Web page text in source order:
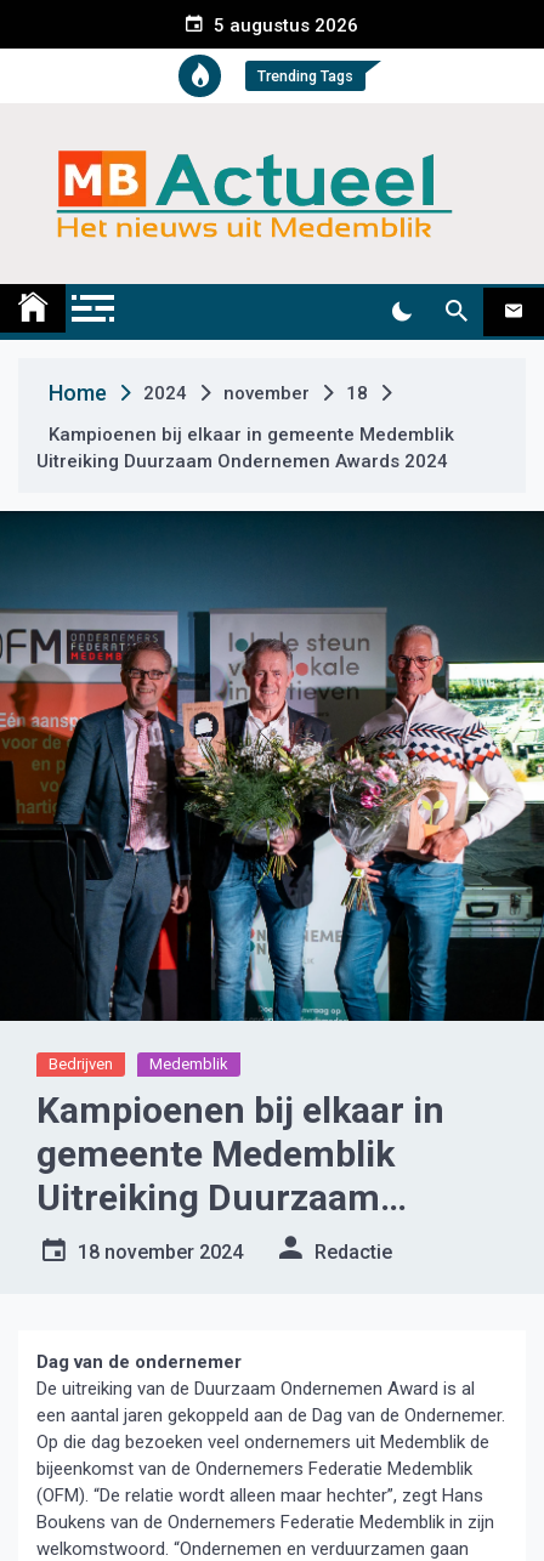
e
t
5 augustus 2026
Trending Tags
Medemblik Actueel
Home 2024 november
18
Kampioenen bij elkaar in gemeente Medemblik
Uitreiking Duurzaam Ondernemen Awards 2024
Bedrijven Medemblik
Kampioenen bij elkaar in
gemeente Medemblik
Uitreiking Duurzaam
Ondernemen Awards 2024
18 november 2024 Redactie
Dag van de ondernemer
De uitreiking van de Duurzaam Ondernemen Award is al
een aantal jaren gekoppeld aan de Dag van de Ondernemer.
Op die dag bezoeken veel ondernemers uit Medemblik de
bijeenkomst van de Ondernemers Federatie Medemblik
(OFM). “De relatie wordt alleen maar hechter”, zegt Hans
Boukens van de Ondernemers Federatie Medemblik in zijn
welkomstwoord. “Ondernemen en verduurzamen gaan